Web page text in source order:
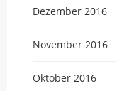
Dezember 2016
November 2016
Oktober 2016